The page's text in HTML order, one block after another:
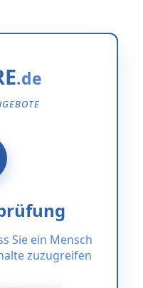
Sie ein Mensch
zuzugreifen